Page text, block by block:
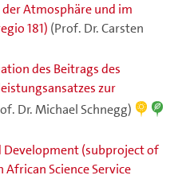
Atmosphäre und im
181) (Prof. Dr. Carsten
des Beitrags des
zur
Dr. Michael Schnegg)
(subproject of
African Science Service